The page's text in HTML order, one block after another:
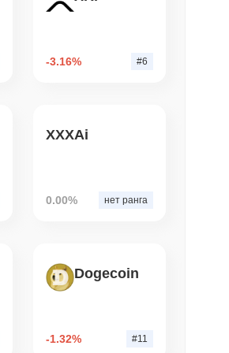
Chainlink в
$15 млрд
-3.16% #6
XXXAi
0.00% нет ранга
Dogecoin
-1.32% #11